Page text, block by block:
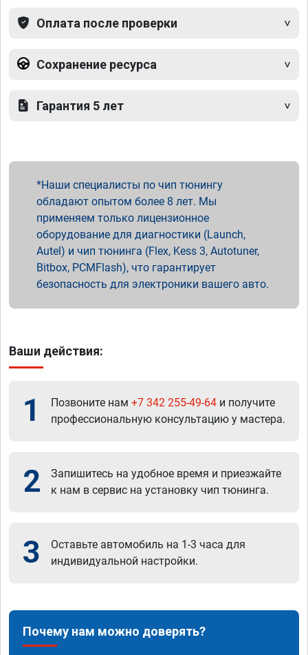
Оплата после проверки
Сохранение ресурса
Гарантия 5 лет
Наши специалисты по чип тюнингу
обладают опытом более 8 лет. Мы
применяем только лицензионное
оборудование для диагностики (Launch,
Autel) и чип тюнинга (Flex, Kess 3, Autotuner,
Bitbox, PCMFlash), что гарантирует
безопасность для электроники вашего авто.
Ваши действия:
1 Позвоните нам +7 342 255-49-64 и получите
профессиональную консультацию у мастера.
2
Запишитесь на удобное время и приезжайте
к нам в сервис на установку чип тюнинга.
3
Оставьте автомобиль на 1-3 часа для
индивидуальной настройки.
Почему нам можно доверять?